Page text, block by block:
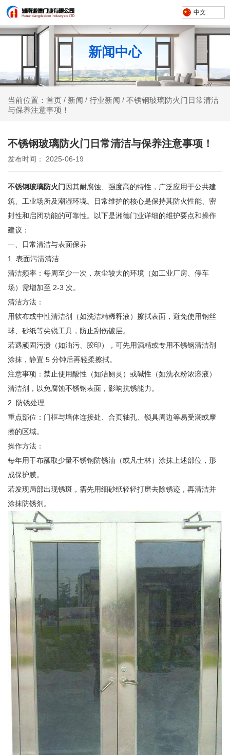
中文
新闻中心
当前位置：首页 / 新闻 / 行业新闻 / 不锈钢玻璃防火门日常清洁
与保养注意事项！
不锈钢玻璃防火门日常清洁与保养注意事项！
发布时间： 2025-06-19
不锈钢玻璃防火门因其耐腐蚀、强度高的特性，广泛应用于公共建
筑、工业场所及潮湿环境。日常维护的核心是保持其防火性能、密
封性和启闭功能的可靠性。以下是湘德门业详细的维护要点和操作
建议：
一、日常清洁与表面保养
1. 表面污渍清洁
清洁频率：每周至少一次，灰尘较大的环境（如工业厂房、停车
场）需增加至 2-3 次。
清洁方法：
用软布或中性清洁剂（如洗洁精稀释液）擦拭表面，避免使用钢丝
球、砂纸等尖锐工具，防止刮伤镀层。
若遇顽固污渍（如油污、胶印），可先用酒精或专用不锈钢清洁剂
涂抹，静置 5 分钟后再轻柔擦拭。
注意事项：禁止使用酸性（如洁厕灵）或碱性（如洗衣粉浓溶液）
清洁剂，以免腐蚀不锈钢表面，影响抗锈能力。
2. 防锈处理
重点部位：门框与墙体连接处、合页轴孔、锁具周边等易受潮或摩
擦的区域。
操作方法：
每年用干布蘸取少量不锈钢防锈油（或凡士林）涂抹上述部位，形
成保护膜。
若发现局部出现锈斑，需先用细砂纸轻轻打磨去除锈迹，再清洁并
涂抹防锈剂。